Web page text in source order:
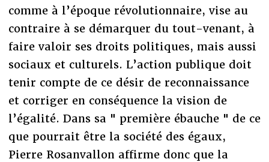
comme à l’époque révolutionnaire, vise au
contraire à se démarquer du tout-venant, à
faire valoir ses droits politiques, mais aussi
sociaux et culturels. L’action publique doit
tenir compte de ce désir de reconnaissance
et corriger en conséquence la vision de
l’égalité. Dans sa " première ébauche " de ce
que pourrait être la société des égaux,
Pierre Rosanvallon affirme donc que la